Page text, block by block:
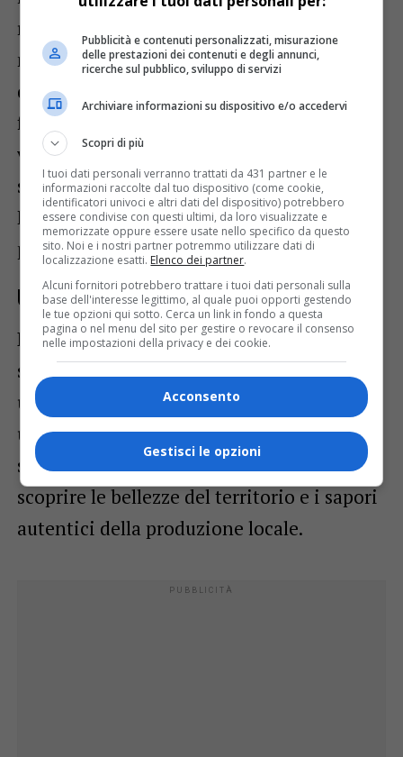
rappresenta non solo un territorio unico,
ma anche una filiera rispettosa
dell’ambiente e delle comunità locali. La
famiglia Bernecich, fornendo frutta e
verdura ai mercati locali, dimostra come
sia possibile valorizzare le risorse del
Friuli-Venezia Giulia nel rispetto di
principi sostenibili.
Una nuova meta turistica
L’agriturismo “Alle Trincee” non è solo un
simbolo di eccellenza agricola, ma anche
una nuova attrazione turistica. Situato in
una posizione panoramica e storicamente
significativa, accoglie ospiti desiderosi di
scoprire le bellezze del territorio e i sapori
autentici della produzione locale.
Pubblicità e contenuti personalizzati, misurazione
delle prestazioni dei contenuti e degli annunci,
ricerche sul pubblico, sviluppo di servizi
Archiviare informazioni su dispositivo e/o accedervi
Scopri di più
I tuoi dati personali verranno trattati da 431 partner e le
informazioni raccolte dal tuo dispositivo (come cookie,
identificatori univoci e altri dati del dispositivo) potrebbero
essere condivise con questi ultimi, da loro visualizzate e
memorizzate oppure essere usate nello specifico da questo
sito. Noi e i nostri partner potremmo utilizzare dati di
localizzazione esatti. Elenco dei partner.
Alcuni fornitori potrebbero trattare i tuoi dati personali sulla
base dell'interesse legittimo, al quale puoi opporti gestendo
le tue opzioni qui sotto. Cerca un link in fondo a questa
pagina o nel menu del sito per gestire o revocare il consenso
nelle impostazioni della privacy e dei cookie.
Acconsento
Gestisci le opzioni